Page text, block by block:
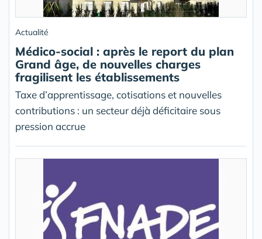
Actualité
Médico-social : après le report du plan
Grand âge, de nouvelles charges
fragilisent les établissements
Taxe d’apprentissage, cotisations et nouvelles
contributions : un secteur déjà déficitaire sous
pression accrue